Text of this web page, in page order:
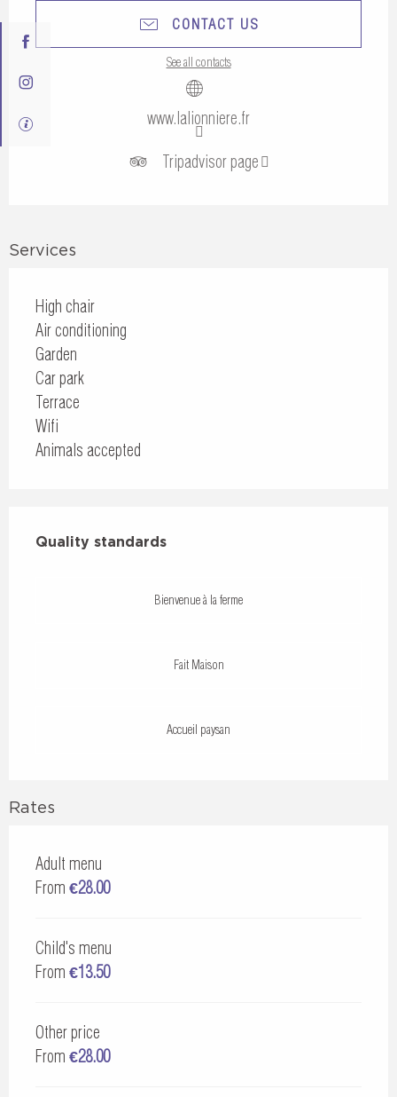
CONTACT US
See all contacts
www.lalionniere.fr
Tripadvisor page
Services
High chair
Air conditioning
Garden
Car park
Terrace
Wifi
Animals accepted
Quality standards
Quality standards
Bienvenue à la ferme
Fait Maison
Accueil paysan
Rates
Adult menu
From €28.00
Child's menu
From €13.50
Other price
From €28.00